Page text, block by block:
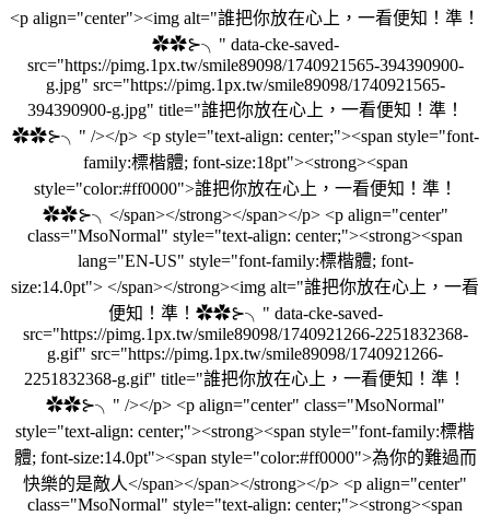
<p align="center"><img alt="誰把你放在心上，一看便知！準！
✿✿⊱╮" data-cke-saved-
src="https://pimg.1px.tw/smile89098/1740921565-394390900-
g.jpg" src="https://pimg.1px.tw/smile89098/1740921565-
394390900-g.jpg" title="誰把你放在心上，一看便知！準！
✿✿⊱╮" /></p> <p style="text-align: center;"><span style="font-
family:標楷體; font-size:18pt"><strong><span
style="color:#ff0000">誰把你放在心上，一看便知！準！
✿✿⊱╮</span></strong></span></p> <p align="center"
class="MsoNormal" style="text-align: center;"><strong><span
lang="EN-US" style="font-family:標楷體; font-
size:14.0pt"> </span></strong><img alt="誰把你放在心上，一看
便知！準！✿✿⊱╮" data-cke-saved-
src="https://pimg.1px.tw/smile89098/1740921266-2251832368-
g.gif" src="https://pimg.1px.tw/smile89098/1740921266-
2251832368-g.gif" title="誰把你放在心上，一看便知！準！
✿✿⊱╮" /></p> <p align="center" class="MsoNormal"
style="text-align: center;"><strong><span style="font-family:標楷
體; font-size:14.0pt"><span style="color:#ff0000">為你的難過而
快樂的是敵人</span></span></strong></p> <p align="center"
class="MsoNormal" style="text-align: center;"><strong><span